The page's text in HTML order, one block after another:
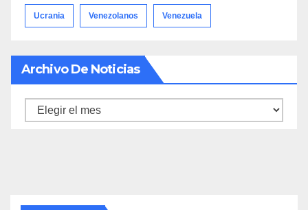
Ucrania Venezolanos Venezuela
Archivo De Noticias
Archivo